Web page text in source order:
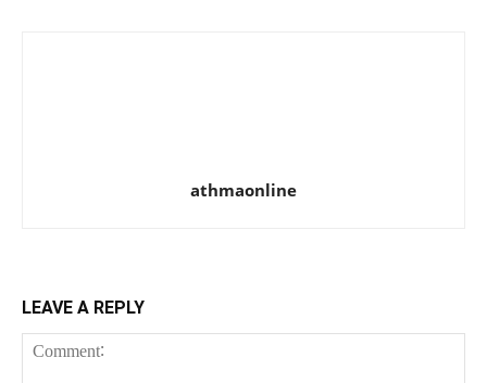
athmaonline
LEAVE A REPLY